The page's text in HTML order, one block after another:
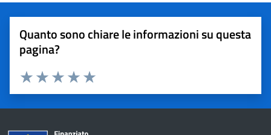
Quanto sono chiare le informazioni su questa
pagina?
Valuta 5 stelle su 5
Valuta 4 stelle su 5
Valuta 3 stelle su 5
Valuta 2 stelle su 5
Valuta 1 stelle su 5